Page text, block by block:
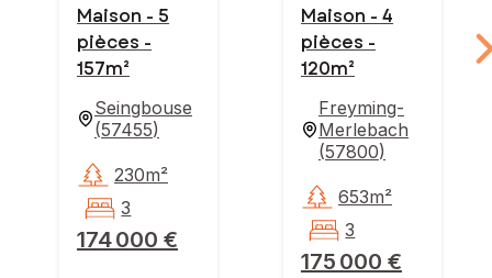
Maison - 5
pièces -
157m²
Seingbouse
(57455)
174 000 €
230m²
3
Maison - 4
pièces -
120m²
Freyming-
Merlebach
(57800)
175 000 €
653m²
3